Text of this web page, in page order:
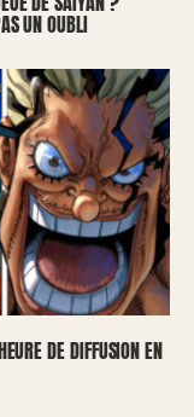
UN OUBLI
DE DIFFUSION EN